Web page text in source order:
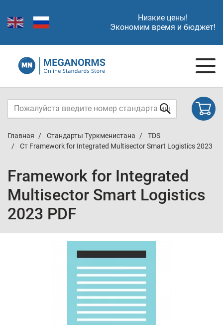
Низкие цены!
Экономим время и бюджет!
Главная Стандарты Туркменистана
TDS
Ст Framework for Integrated Multisector Smart Logistics 2023
Framework for Integrated
Multisector Smart Logistics
2023 PDF